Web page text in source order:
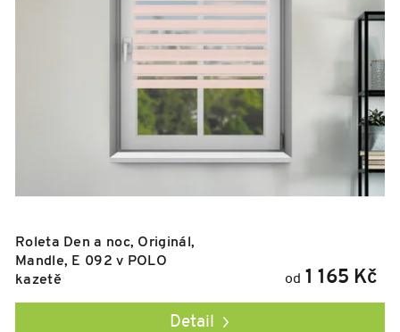
Roleta Den a noc, Originál,
Mandle, E 092 v POLO
kazetě
od 1 165 Kč
Detail